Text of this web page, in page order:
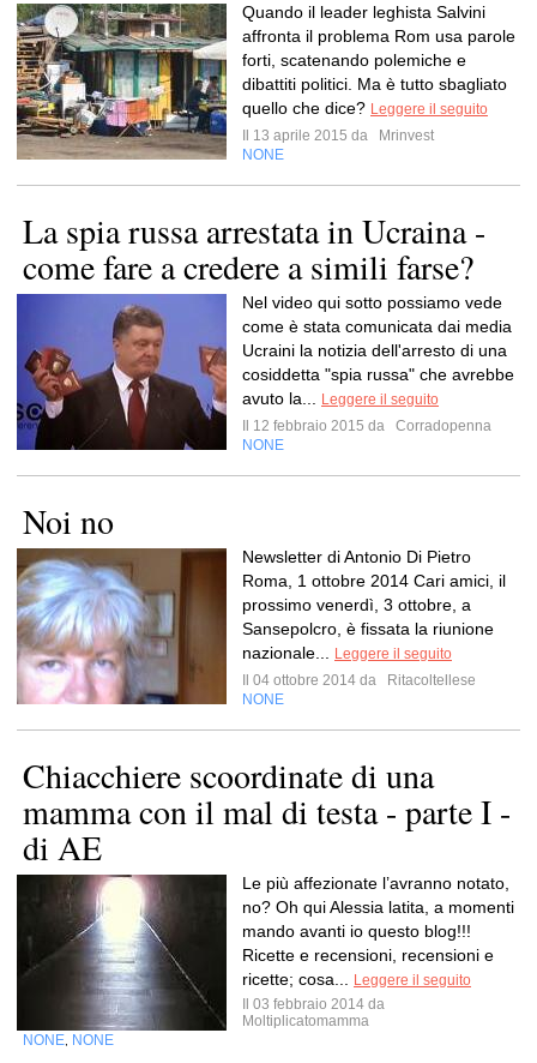
Quando il leader leghista Salvini
affronta il problema Rom usa parole
forti, scatenando polemiche e
dibattiti politici. Ma è tutto sbagliato
quello che dice? Leggere il seguito
Il 13 aprile 2015 da
Mrinvest
NONE
La spia russa arrestata in Ucraina -
come fare a credere a simili farse?
Nel video qui sotto possiamo vede
come è stata comunicata dai media
Ucraini la notizia dell'arresto di una
cosiddetta "spia russa" che avrebbe
avuto la...
Leggere il seguito
Il 12 febbraio 2015 da
Corradopenna
NONE
Noi no
Newsletter di Antonio Di Pietro
Roma, 1 ottobre 2014 Cari amici, il
prossimo venerdì, 3 ottobre, a
Sansepolcro, è fissata la riunione
nazionale...
Leggere il seguito
Il 04 ottobre 2014 da
Ritacoltellese
NONE
Chiacchiere scoordinate di una
mamma con il mal di testa - parte I -
di AE
Le più affezionate l’avranno notato,
no? Oh qui Alessia latita, a momenti
mando avanti io questo blog!!!
Ricette e recensioni, recensioni e
ricette; cosa...
Leggere il seguito
Il 03 febbraio 2014 da
Moltiplicatomamma
NONE NONE